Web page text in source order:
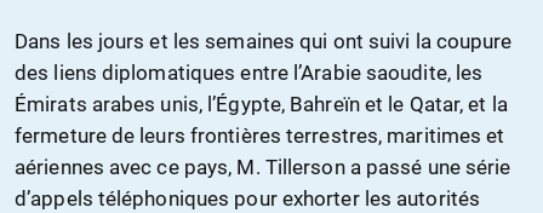
Dans les jours et les semaines qui ont suivi la coupure
des liens diplomatiques entre l’Arabie saoudite, les
Émirats arabes unis, l’Égypte, Bahreïn et le Qatar, et la
fermeture de leurs frontières terrestres, maritimes et
aériennes avec ce pays, M. Tillerson a passé une série
d’appels téléphoniques pour exhorter les autorités